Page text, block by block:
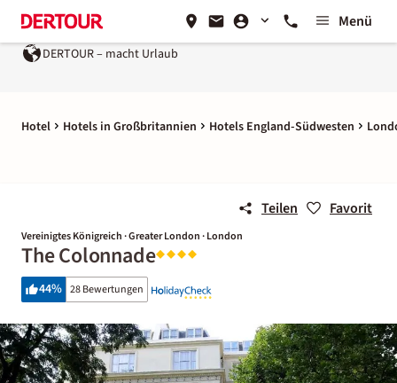
Menü
DERTOUR – macht Urlaub
Hotel Hotels in Großbritannien Hotels England-Südwesten
Teilen Favorit
Vereinigtes Königreich · Greater London · London
The Colonnade
44% 28 Bewertungen